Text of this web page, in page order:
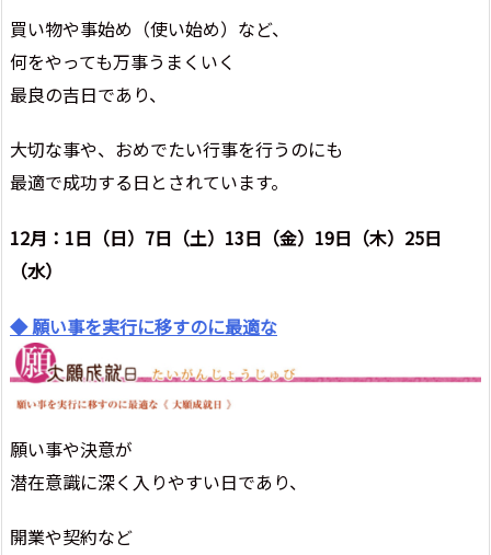
買い物や事始め（使い始め）など、
何をやっても万事うまくいく
最良の吉日であり、
大切な事や、おめでたい行事を行うのにも
最適で成功する日とされています。
12月：1日（日）7日（土）13日（金）19日（木）25日
（水）
◆ 願い事を実行に移すのに最適な
願い事や決意が
潜在意識に深く入りやすい日であり、
開業や契約など